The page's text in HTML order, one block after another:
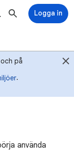
Logga in
på
.
använda